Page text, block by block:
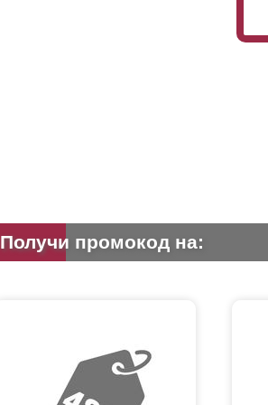
Получи промокод на: